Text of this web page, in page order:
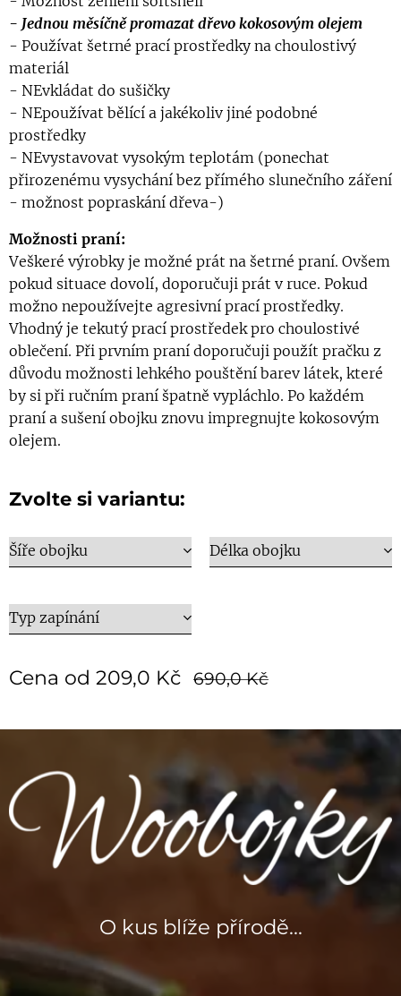
- Jednou měsíčně promazat dřevo kokosovým olejem
- Používat šetrné prací prostředky na choulostivý
materiál
- NEvkládat do sušičky
- NEpoužívat bělící a jakékoliv jiné podobné
prostředky
- NEvystavovat vysokým teplotám (ponechat
přirozenému vysychání bez přímého slunečního záření
- možnost popraskání dřeva-)
Možnosti praní:
Veškeré výrobky je možné prát na šetrné praní. Ovšem
pokud situace dovolí, doporučuji prát v ruce. Pokud
možno nepoužívejte agresivní prací prostředky.
Vhodný je tekutý prací prostředek pro choulostivé
oblečení. Při prvním praní doporučuji použít pračku z
důvodu možnosti lehkého pouštění barev látek, které
by si při ručním praní špatně vypláchlo. Po každém
praní a sušení obojku znovu impregnujte kokosovým
olejem.
Zvolte si variantu:
Šíře obojku Délka obojku
Typ zapínání
Cena od 209,0 Kč 690,0Kč
O kus blíže přírodě...